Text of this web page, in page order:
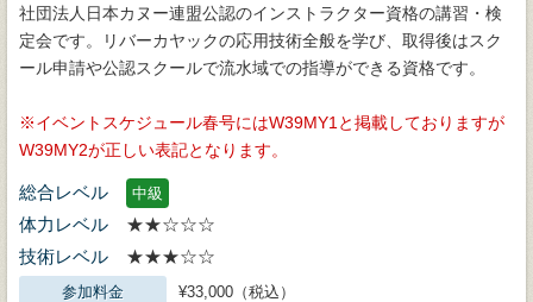
社団法人日本カヌー連盟公認のインストラクター資格の講習・検
定会です。リバーカヤックの応用技術全般を学び、取得後はスク
ール申請や公認スクールで流水域での指導ができる資格です。
イベントスケジュール春号にはW39MY1と掲載しておりますが
W39MY2が正しい表記となります。
総合レベル 中級
体力レベル
★★☆☆☆
技術レベル
★★★☆☆
参加料金 ¥33,000（税込）